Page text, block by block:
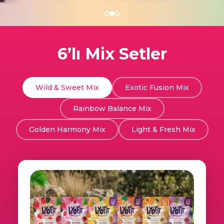
6’lı Mix Setler
Wild & Sweet Mix Exotic Fusion Mix
Rainbow Balance Mix
Golden Harmony Mix Light & Fresh Mix